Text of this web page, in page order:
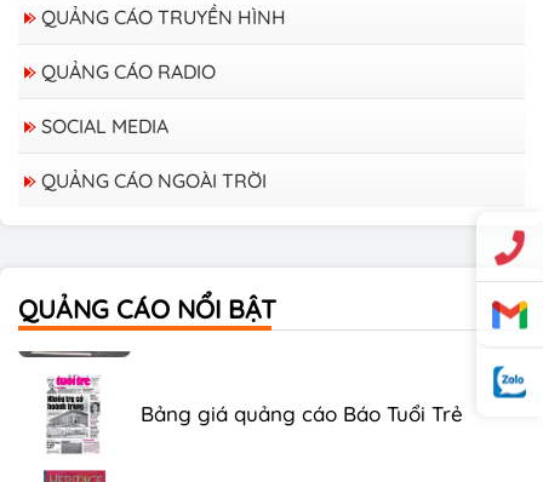
QUẢNG CÁO TRUYỀN HÌNH
QUẢNG CÁO RADIO
SOCIAL MEDIA
QUẢNG CÁO NGOÀI TRỜI
QUẢNG CÁO NỔI BẬT
Bảng giá quảng cáo trên xe Bus